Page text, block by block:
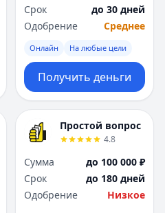
Срок
до 30 дней
Одобрение
Среднее
Онлайн На любые цели
Получить деньги
Простой вопрос
4.8
Сумма
до 100 000 ₽
Срок
до 180 дней
Одобрение
Низкое